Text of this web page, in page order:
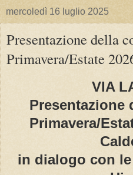
mercoledì 16 luglio 2025
Presentazione della
Primavera/Estate
VIA
Presentazione
Primavera/
in dialogo con